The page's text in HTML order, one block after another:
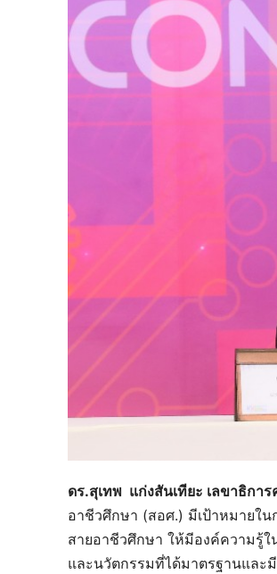
ดร.สุเทพ แก่งสันเทียะ เลขาธิกา
อาชีวศึกษา (สอศ.) มีเป้าหมายใ
สายอาชีวศึกษา ให้มีองค์ความรู้
และนวัตกรรมที่ได้มาตรฐานและ